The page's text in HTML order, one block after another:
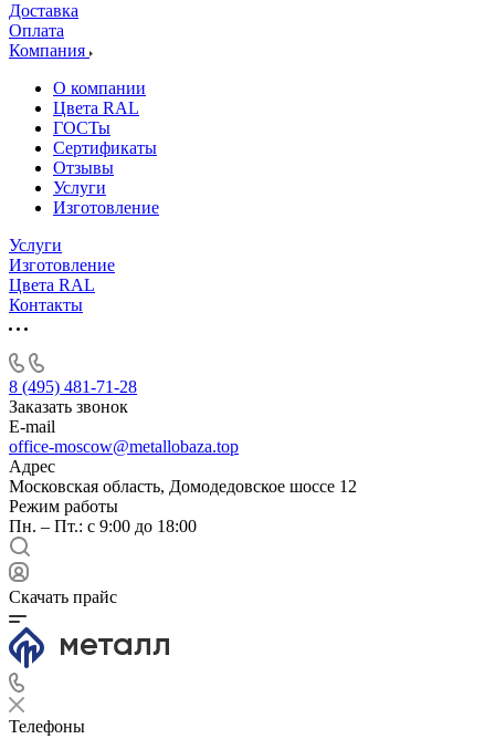
Доставка
Оплата
Компания
О компании
Цвета RAL
ГОСТы
Сертификаты
Отзывы
Услуги
Изготовление
Услуги
Изготовление
Цвета RAL
Контакты
8 (495) 481-71-28
Заказать звонок
E-mail
office-moscow@metallobaza.top
Адрес
Московская область, Домодедовское шоссе 12
Режим работы
Пн. – Пт.: с 9:00 до 18:00
Скачать прайс
Телефоны